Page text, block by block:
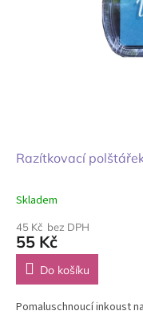
Razítkovací
Skladem
45 Kč bez DPH
55 Kč
Do košíku
Pomaluschnoucí inkoust